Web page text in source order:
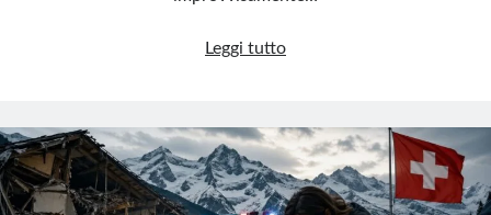
Leggi tuttoPandemie
business
della
paura
riparte